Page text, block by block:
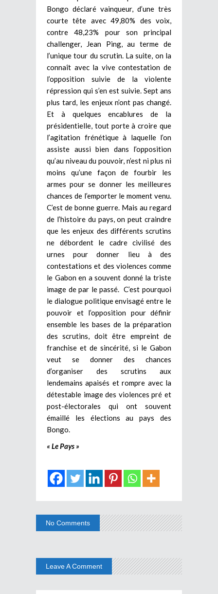
Bongo déclaré vainqueur, d’une très
courte tête avec 49,80% des voix,
contre 48,23% pour son principal
challenger, Jean Ping, au terme de
l’unique tour du scrutin. La suite, on la
connaît avec la vive contestation de
l’opposition suivie de la violente
répression qui s’en est suivie. Sept ans
plus tard, les enjeux n’ont pas changé.
Et à quelques encablures de la
présidentielle, tout porte à croire que
l’agitation frénétique à laquelle l’on
assiste aussi bien dans l’opposition
qu’au niveau du pouvoir, n’est ni plus ni
moins qu’une façon de fourbir les
armes pour se donner les meilleures
chances de l’emporter le moment venu.
C’est de bonne guerre. Mais au regard
de l’histoire du pays, on peut craindre
que les enjeux des différents scrutins
ne débordent le cadre civilisé des
urnes pour donner lieu à des
contestations et des violences comme
le Gabon en a souvent donné la triste
image de par le passé. C’est pourquoi
le dialogue politique envisagé entre le
pouvoir et l’opposition pour définir
ensemble les bases de la préparation
des scrutins, doit être empreint de
franchise et de sincérité, si le Gabon
veut se donner des chances
d’organiser des scrutins aux
lendemains apaisés et rompre avec la
détestable image des violences pré et
post-électorales qui ont souvent
émaillé les élections au pays des
Bongo.
« Le Pays »
No Comments
Leave A Comment